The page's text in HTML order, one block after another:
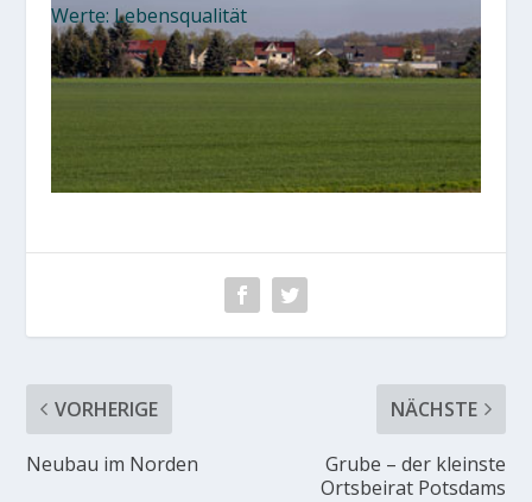
Werte: Lebensqualität
VORHERIGE
Neubau im Norden
NÄCHSTE
Grube – der kleinste
Ortsbeirat Potsdams